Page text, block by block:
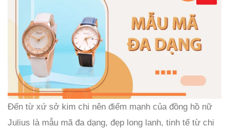
Đến từ xứ sở kim chi nên điểm mạnh của đồng hồ nữ
Julius là mẫu mã đa dạng, đẹp long lanh, tinh tế từ chi